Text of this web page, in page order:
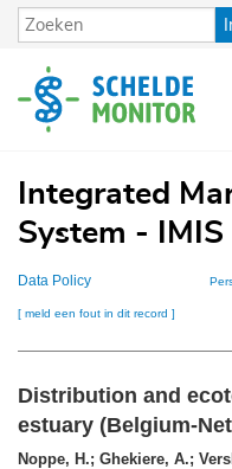
Overslaan
en
de
inhoud
Integrated
System - IMIS
Data Policy
[ meld een fout in dit record ]
Distribution and
estuary (Belgium-
Noppe, H.; Ghekiere, A.;